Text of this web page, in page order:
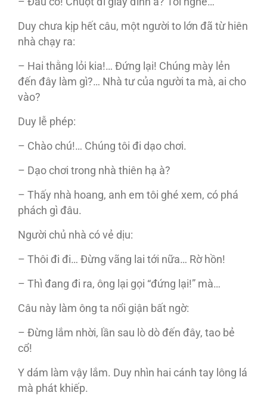
Duy chưa kịp hết câu, một người to lớn đã từ hiên
nhà chạy ra:
– Hai thằng lỏi kia!… Đứng lại! Chúng mày lẻn
đến đây làm gì?… Nhà tư của người ta mà, ai cho
vào?
Duy lễ phép:
– Chào chú!… Chúng tôi đi dạo chơi.
– Dạo chơi trong nhà thiên hạ à?
– Thấy nhà hoang, anh em tôi ghé xem, có phá
phách gì đâu.
Người chủ nhà có vẻ dịu:
– Thôi đi đi… Đừng vãng lai tới nữa… Rờ hồn!
– Thì đang đi ra, ông lại gọi “đứng lại!” mà…
Câu này làm ông ta nổi giận bất ngờ:
– Đừng lắm nhời, lần sau lò dò đến đây, tao bẻ
cổ!
Y dám làm vậy lắm. Duy nhìn hai cánh tay lông lá
mà phát khiếp.